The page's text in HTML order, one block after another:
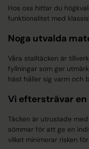
Hos oss hittar du
funktionalitet med
Noga utvalda
Våra stalltäcken är
fyllningar som ger
häst håller sig varm och
Vi eftersträvar
Täcken är utrustade
sömmar för att ge en
vilket minimerar risken